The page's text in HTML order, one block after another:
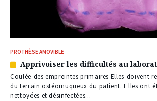
PROTHÈSE AMOVIBLE
Article
réservé
à
nos
Apprivoiser les difficultés au
Coulée des empreintes primaires Elles doivent
du terrain ostéomuqueux du patient. Elles ont
nettoyées et désinfectées...